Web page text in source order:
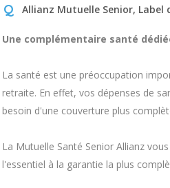
Q Allianz Mutuelle Senior, Label
Une complémentaire santé
La santé est une préoccupation
retraite. En effet, vos dépenses de
besoin d'une couverture plus
La Mutuelle Santé Senior Allianz
l'essentiel à la garantie la plus